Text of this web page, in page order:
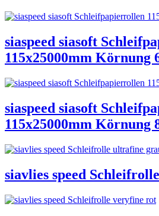
siaspeed siasoft
115x25000mm Körnung
siaspeed siasoft
115x25000mm Körnung
siavlies speed